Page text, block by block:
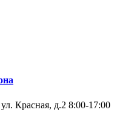
Красная, д.2 8:00-17:00